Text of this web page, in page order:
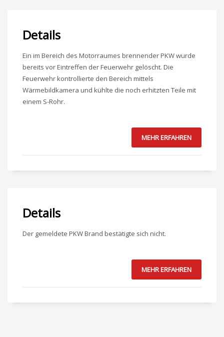
Details
Ein im Bereich des Motorraumes brennender PKW wurde
bereits vor Eintreffen der Feuerwehr gelöscht. Die
Feuerwehr kontrollierte den Bereich mittels
Wärmebildkamera und kühlte die noch erhitzten Teile mit
einem S-Rohr.
MEHR ERFAHREN
Details
Der gemeldete PKW Brand bestätigte sich nicht.
MEHR ERFAHREN